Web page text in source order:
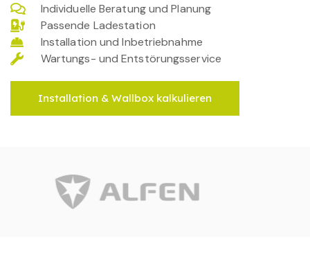
Individuelle Beratung und Planung
Passende Ladestation
Installation und Inbetriebnahme
Wartungs- und Entstörungsservice
Installation & Wallbox kalkulieren